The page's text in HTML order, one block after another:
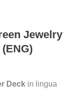
Jewelry
Deck in lingua